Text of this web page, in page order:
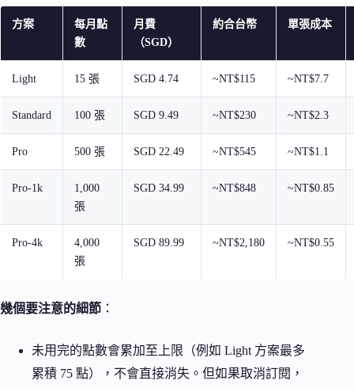
方案
每月點
數
月費
（SGD）
約合台幣 單張成本
Light 15 張 SGD 4.74 ~NT$115 ~NT$7.7
Standard 100 張 SGD 9.49 ~NT$230 ~NT$2.3
Pro 500 張 SGD 22.49 ~NT$545 ~NT$1.1
Pro-1k
1,000
張
SGD 34.99 ~NT$848 ~NT$0.85
Pro-4k
4,000
張
SGD 89.99 ~NT$2,180 ~NT$0.55
幾個要注意的細節 ：
未用完的點數會累加至上限（例如 Light 方案最多
累積 75 點），不會直接消失。但如果取消訂閱，